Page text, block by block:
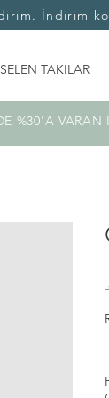
TAKILAR
%30'A VARAN